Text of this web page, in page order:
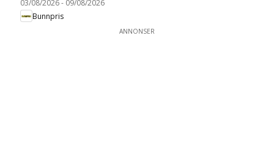
03/08/2026- 09/08/2026
Bunnpris
ANNONSER